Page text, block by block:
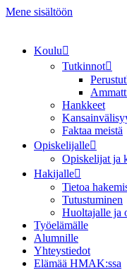
Mene sisältöön
Koulu
Tutkinnot
Hankkeet
Faktaa meistä
Opiskelijalle
Opiskelijat ja
Hakijalle
Tietoa
Tutustuminen
Huoltajalle ja
Työelämälle
Alumnille
Yhteystiedot
Elämää HMAK:ssa